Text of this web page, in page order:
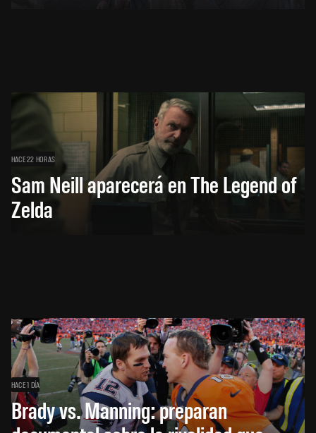
HACE 22 HORAS
Sam Neill aparecerá en The Legend of
Zelda
HACE 1 DÍA
Brady vs. Manning: preparan